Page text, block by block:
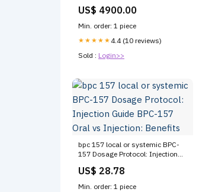
US$ 4900.00
Min. order: 1 piece
★★★★★ 4.4 (10 reviews)
Sold : Login>>
bpc 157 local or systemic BPC-
157 Dosage Protocol: Injection
Benefits
US$ 28.78
Min. order: 1 piece